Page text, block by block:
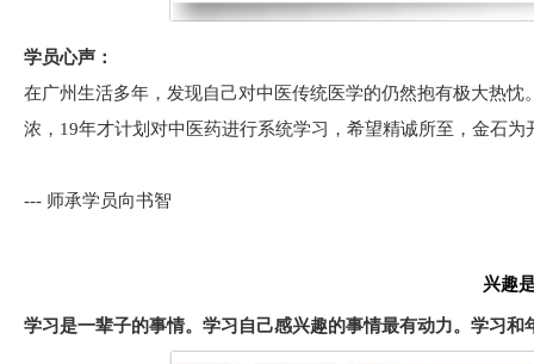
学员心声：
在广州生活多年，发现自己对中医传统医学的仍然抱有极大热
浓，19年才计划对中医药进行系统学习，希望精诚所至，金石为
--- 师承学员向书智
兴趣
学习是一辈子的事情。学习自己感兴趣的事情最有动力。学习和